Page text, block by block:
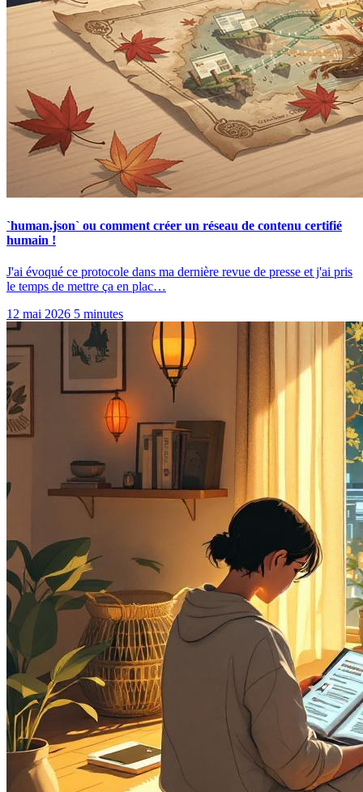
`human.json` ou comment créer un réseau de contenu certifié
humain !
J'ai évoqué ce protocole dans ma dernière revue de presse et j'ai pris
le temps de mettre ça en plac…
12 mai 2026 5 minutes